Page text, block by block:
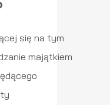
się na tym
majątkiem